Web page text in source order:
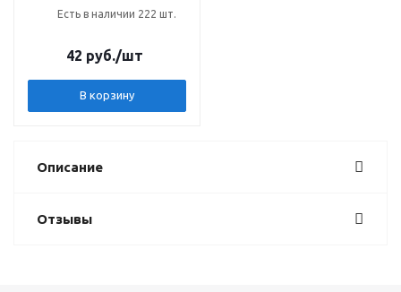
Есть в наличии 222 шт.
42 руб./шт
В корзину
Описание
Отзывы